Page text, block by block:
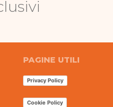
PAGINE UTILI
Privacy Policy
Cookie Policy